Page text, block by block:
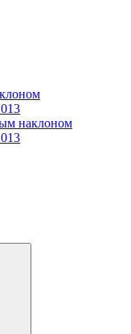
наклоном